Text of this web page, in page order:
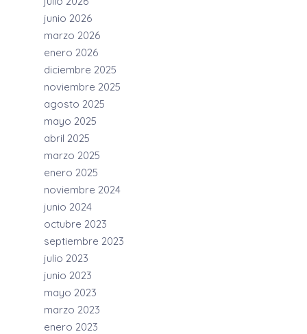
junio 2026
marzo 2026
enero 2026
diciembre 2025
noviembre 2025
agosto 2025
mayo 2025
abril 2025
marzo 2025
enero 2025
noviembre 2024
junio 2024
octubre 2023
septiembre 2023
julio 2023
junio 2023
mayo 2023
marzo 2023
enero 2023